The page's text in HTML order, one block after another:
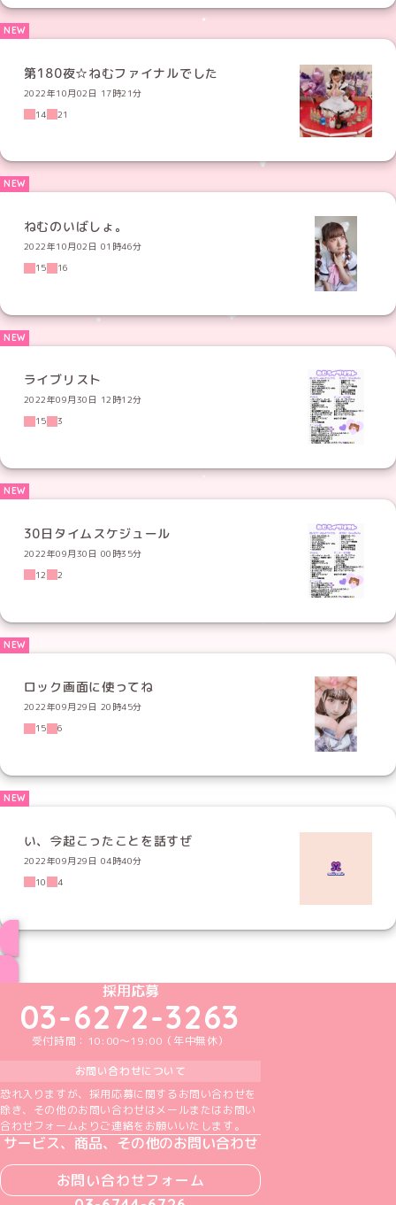
第180夜☆ねむファイナルでした
2022年10月02日 17時21分
14
21
ねむのいばしょ。
2022年10月02日 01時46分
15
16
ライブリスト
2022年09月30日 12時12分
15
3
30日タイムスケジュール
2022年09月30日 00時35分
12
2
ロック画面に使ってね
2022年09月29日 20時45分
15
6
い、今起こったことを話すぜ
2022年09月29日 04時40分
10
4
めいどりーみんTikTok公式アカウント
めいどりーみんX公式アカウント
めいどりーみんInstagram公式アカウント
めいどりーみんFacebook公式アカウン
めいどりーみんYouTube公式アカ
採用応募
03-6272-3263
受付時間：10:00～19:00（年中無休）
お問い合わせについて
恐れ入りますが、採用応募に関するお問い合わせを
除き、その他のお問い合わせはメールまたはお問い
合わせフォームよりご連絡をお願いいたします。
サービス、商品、その他のお問い合わせ
お問い合わせフォーム